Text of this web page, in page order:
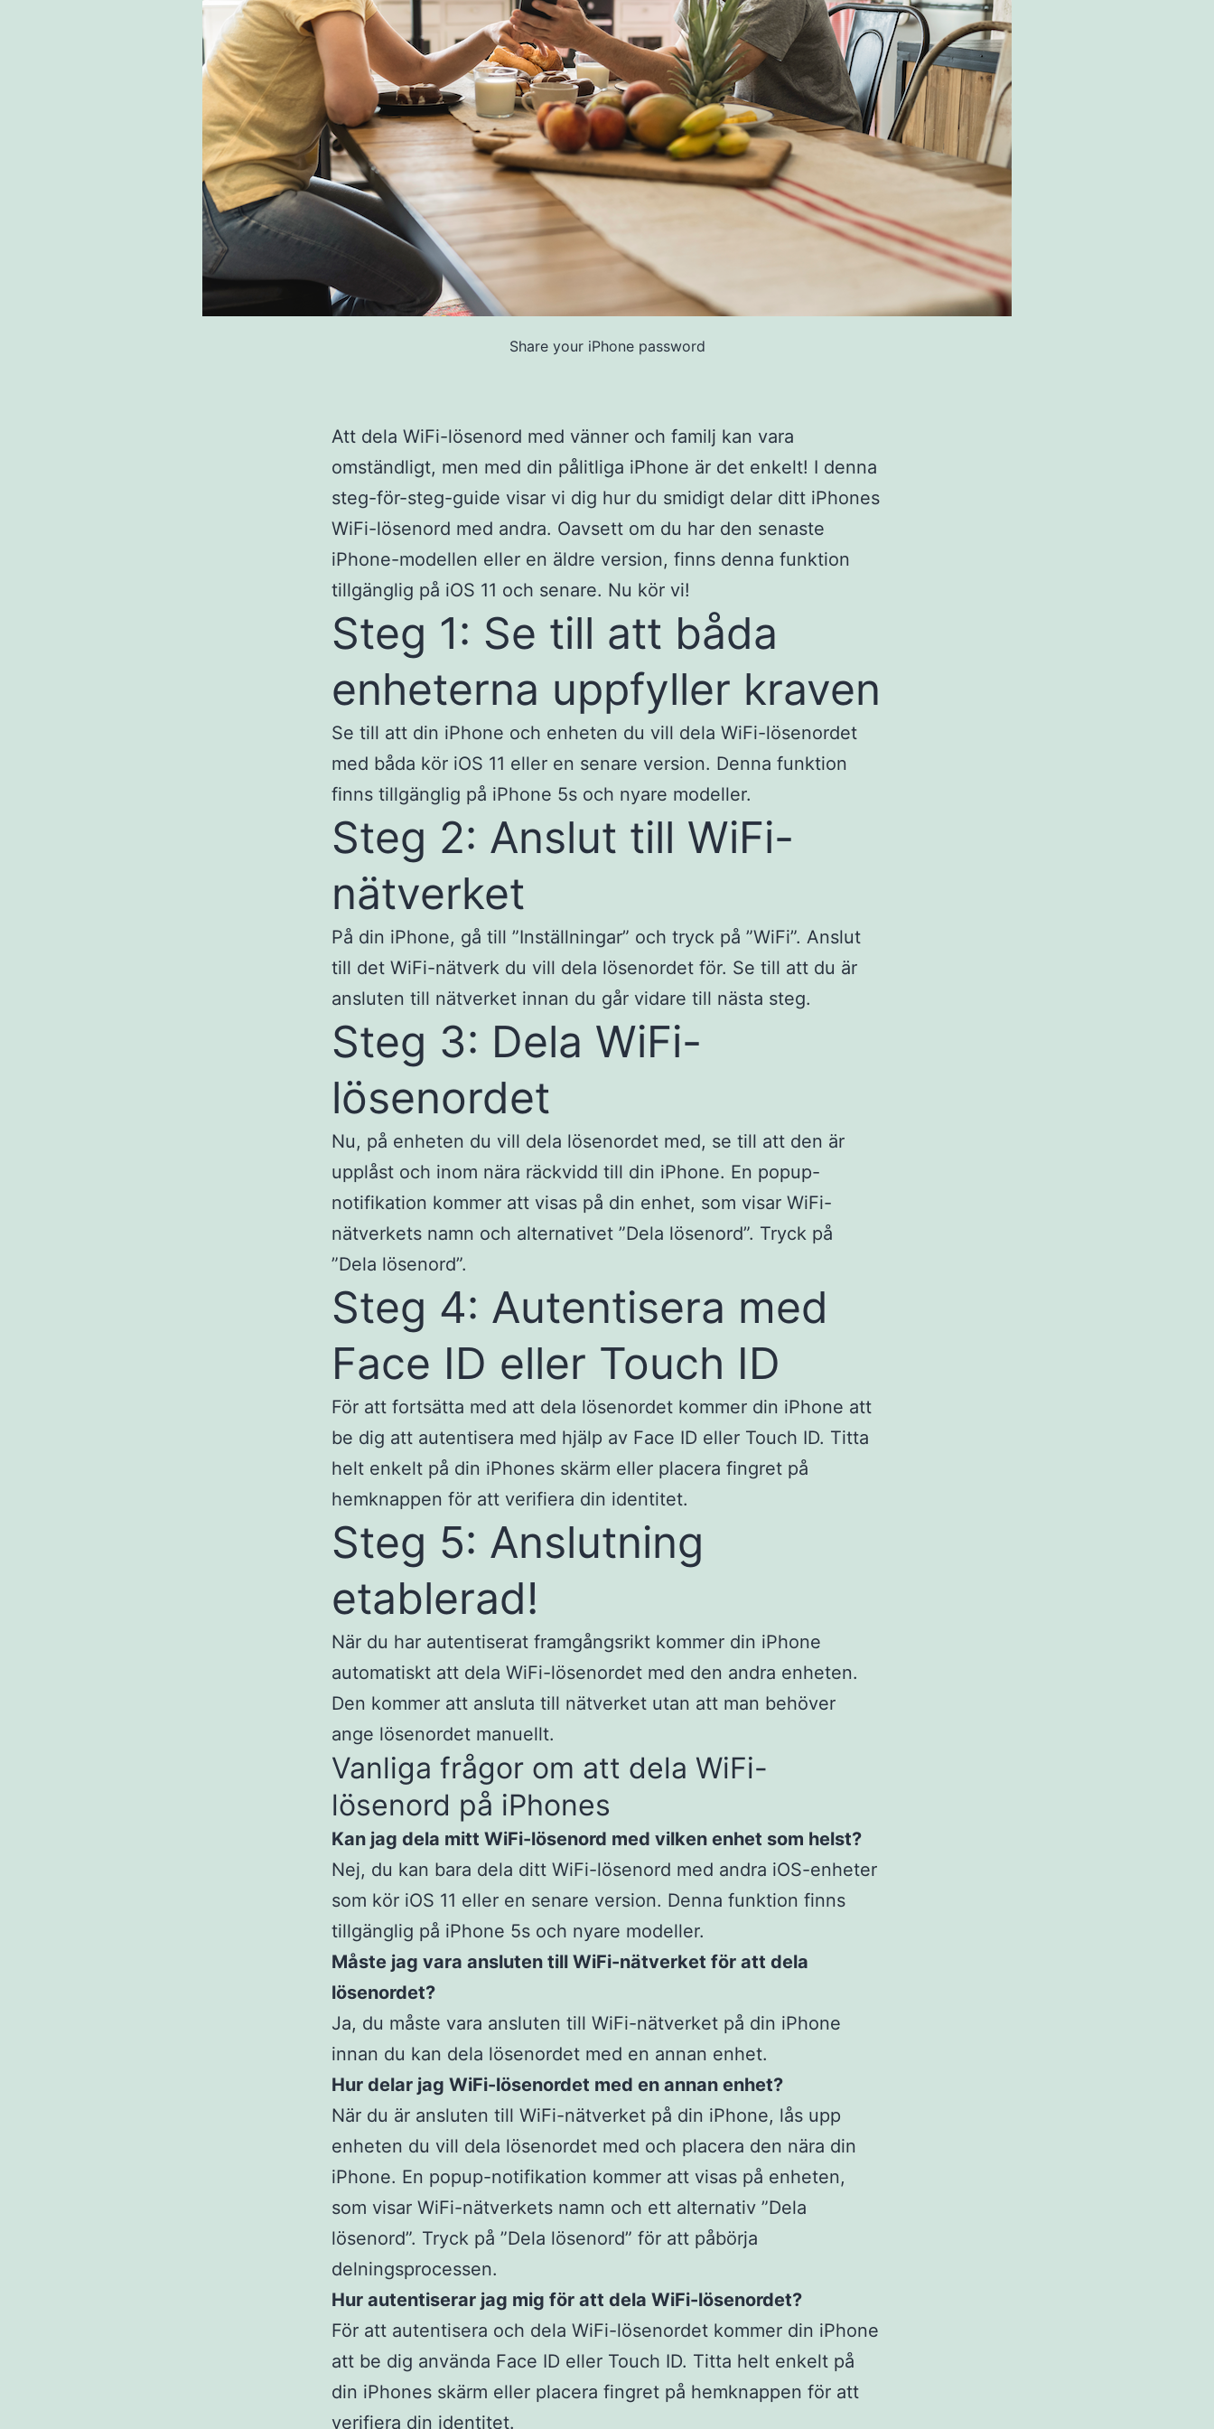
Share your iPhone password
Att dela WiFi-lösenord med vänner och familj kan vara
omständligt, men med din pålitliga iPhone är det enkelt! I denna
steg-för-steg-guide visar vi dig hur du smidigt delar ditt iPhones
WiFi-lösenord med andra. Oavsett om du har den senaste
iPhone-modellen eller en äldre version, finns denna funktion
tillgänglig på iOS 11 och senare. Nu kör vi!
Steg 1: Se till att båda
enheterna uppfyller kraven
Se till att din iPhone och enheten du vill dela WiFi-lösenordet
med båda kör iOS 11 eller en senare version. Denna funktion
finns tillgänglig på iPhone 5s och nyare modeller.
Steg 2: Anslut till WiFi-
nätverket
På din iPhone, gå till ”Inställningar” och tryck på ”WiFi”. Anslut
till det WiFi-nätverk du vill dela lösenordet för. Se till att du är
ansluten till nätverket innan du går vidare till nästa steg.
Steg 3: Dela WiFi-
lösenordet
Nu, på enheten du vill dela lösenordet med, se till att den är
upplåst och inom nära räckvidd till din iPhone. En popup-
notifikation kommer att visas på din enhet, som visar WiFi-
nätverkets namn och alternativet ”Dela lösenord”. Tryck på
”Dela lösenord”.
Steg 4: Autentisera med
Face ID eller Touch ID
För att fortsätta med att dela lösenordet kommer din iPhone att
be dig att autentisera med hjälp av Face ID eller Touch ID. Titta
helt enkelt på din iPhones skärm eller placera fingret på
hemknappen för att verifiera din identitet.
Steg 5: Anslutning
etablerad!
När du har autentiserat framgångsrikt kommer din iPhone
automatiskt att dela WiFi-lösenordet med den andra enheten.
Den kommer att ansluta till nätverket utan att man behöver
ange lösenordet manuellt.
Vanliga frågor om att dela WiFi-
lösenord på iPhones
Kan jag dela mitt WiFi-lösenord med vilken enhet som helst?
Nej, du kan bara dela ditt WiFi-lösenord med andra iOS-enheter
som kör iOS 11 eller en senare version. Denna funktion finns
tillgänglig på iPhone 5s och nyare modeller.
Måste jag vara ansluten till WiFi-nätverket för att dela
lösenordet?
Ja, du måste vara ansluten till WiFi-nätverket på din iPhone
innan du kan dela lösenordet med en annan enhet.
Hur delar jag WiFi-lösenordet med en annan enhet?
När du är ansluten till WiFi-nätverket på din iPhone, lås upp
enheten du vill dela lösenordet med och placera den nära din
iPhone. En popup-notifikation kommer att visas på enheten,
som visar WiFi-nätverkets namn och ett alternativ ”Dela
lösenord”. Tryck på ”Dela lösenord” för att påbörja
delningsprocessen.
Hur autentiserar jag mig för att dela WiFi-lösenordet?
För att autentisera och dela WiFi-lösenordet kommer din iPhone
att be dig använda Face ID eller Touch ID. Titta helt enkelt på
din iPhones skärm eller placera fingret på hemknappen för att
verifiera din identitet.